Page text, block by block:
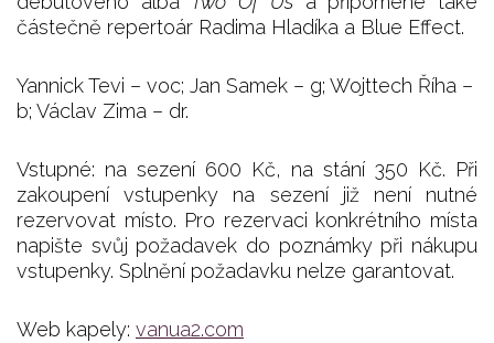
částečně repertoár Radima Hladíka a Blue Effect.
Yannick Tevi – voc; Jan Samek – g; Wojttech Říha –
b; Václav Zima – dr.
Vstupné: na sezení 600 Kč, na stání 350 Kč. Při
zakoupení vstupenky na sezení již není nutné
rezervovat místo. Pro rezervaci konkrétního místa
napište svůj požadavek do poznámky při nákupu
vstupenky. Splnění požadavku nelze garantovat.
Web kapely: vanua2.com